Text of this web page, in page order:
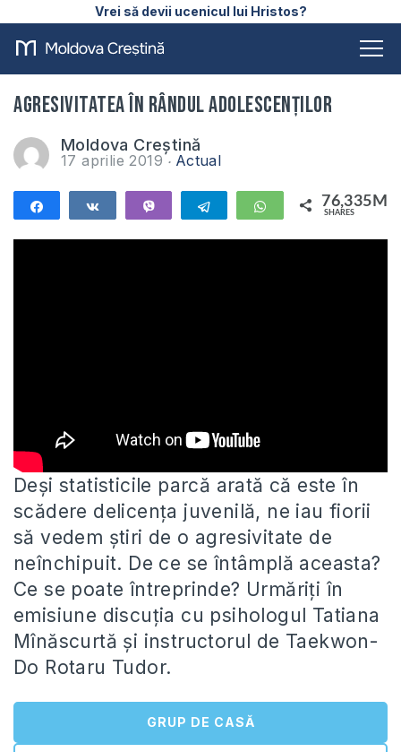
Vrei să devii ucenicul lui Hristos?
Agresivitatea în rândul adolescenților
Moldova Creștină
17 aprilie 2019 Actual
Share Share Telegram WhatsApp76,335M
SHARES
Deși statisticile parcă arată că este în
scădere delicența juvenilă, ne iau fiorii
să vedem știri de o agresivitate de
neînchipuit. De ce se întâmplă aceasta?
Ce se poate întreprinde? Urmăriți în
emisiune discuția cu psihologul Tatiana
Mînăscurtă și instructorul de Taekwon-
Do Rotaru Tudor.
GRUP DE CASĂ